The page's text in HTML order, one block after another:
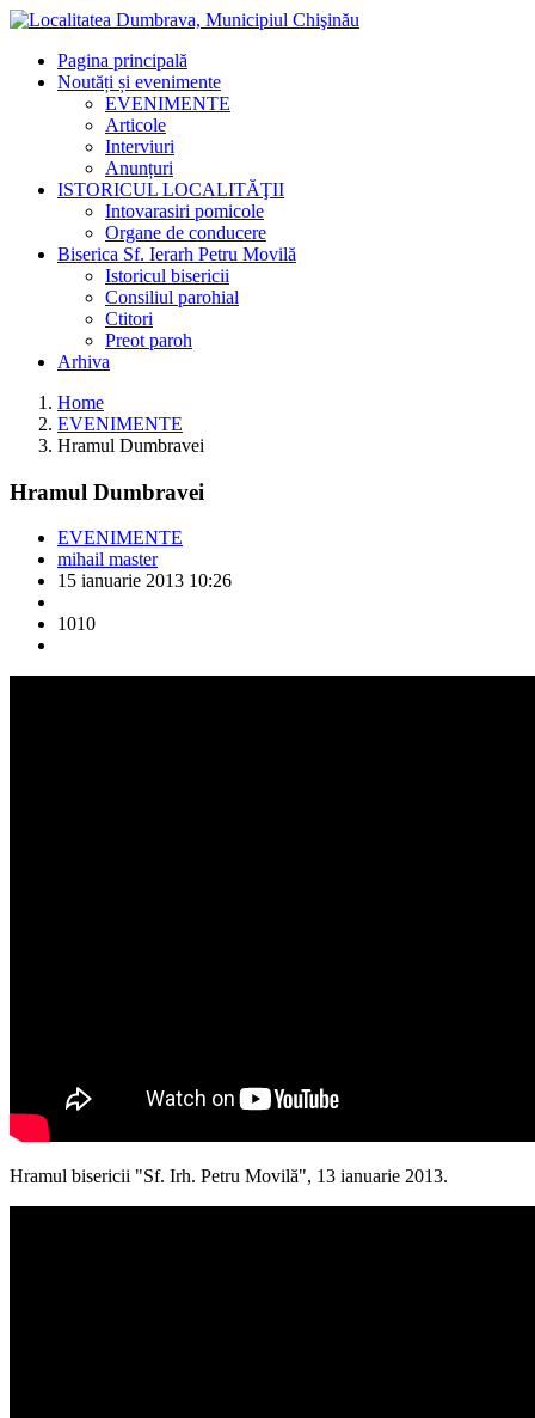
Pagina principală
Noutăți și evenimente
EVENIMENTE
Articole
Interviuri
Anunțuri
ISTORICUL LOCALITĂŢII
Intovarasiri pomicole
Organe de conducere
Biserica Sf. Ierarh Petru Movilă
Istoricul bisericii
Consiliul parohial
Ctitori
Preot paroh
Arhiva
Home
EVENIMENTE
Hramul Dumbravei
Hramul Dumbravei
EVENIMENTE
mihail master
15 ianuarie 2013 10:26
1010
Hramul bisericii "Sf. Irh. Petru Movilă", 13 ianuarie 2013.